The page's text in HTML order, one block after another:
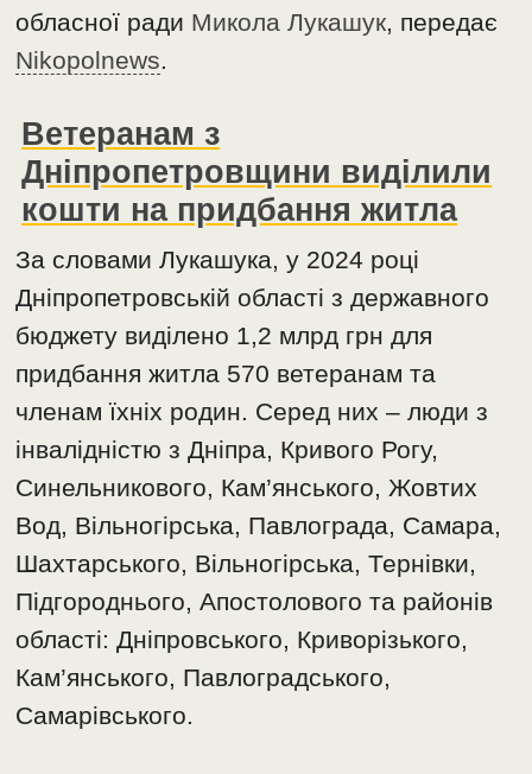
обласної ради Микола Лукашук, передає
Nikopolnews.
Ветеранам з
Дніпропетровщини виділили
кошти на придбання житла
За словами Лукашука, у 2024 році
Дніпропетровській області з державного
бюджету виділено 1,2 млрд грн для
придбання житла 570 ветеранам та
членам їхніх родин. Серед них – люди з
інвалідністю з Дніпра, Кривого Рогу,
Синельникового, Кам’янського, Жовтих
Вод, Вільногірська, Павлограда, Самара,
Шахтарського, Вільногірська, Тернівки,
Підгороднього, Апостолового та районів
області: Дніпровського, Криворізького,
Кам’янського, Павлоградського,
Самарівського.